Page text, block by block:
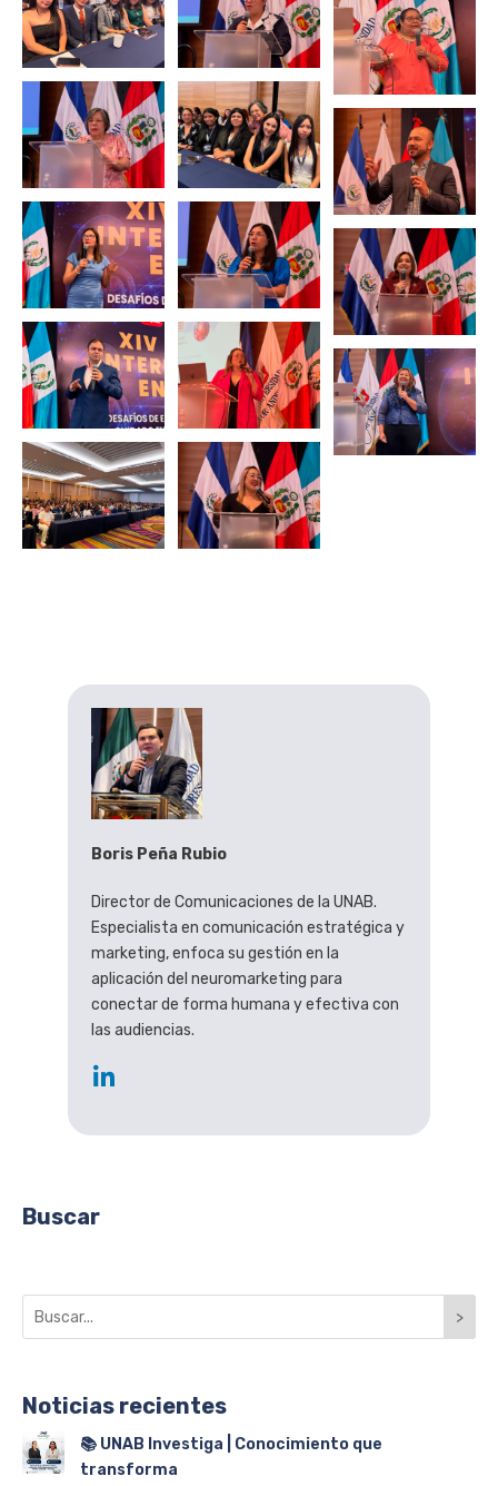
Boris Peña Rubio
Director de Comunicaciones de la UNAB.
Especialista en comunicación estratégica y
marketing, enfoca su gestión en la
aplicación del neuromarketing para
conectar de forma humana y efectiva con
las audiencias.
Buscar
>
Noticias recientes
📚 UNAB Investiga | Conocimiento que
transforma